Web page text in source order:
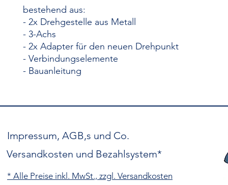
bestehend aus:
- 2x Drehgestelle aus Metall
- 3-Achs
- 2x Adapter für den neuen Drehpunkt
- Verbindungselemente
- Bauanleitung
Impressum, AGB,s und Co.
Versandkosten und Bezahlsystem*
* Alle Preise inkl. MwSt., zzgl. Versandkosten